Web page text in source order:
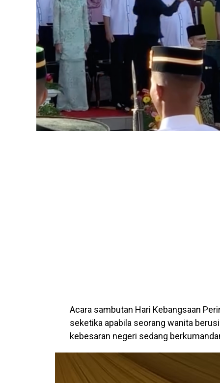
Acara sambutan Hari Kebangsaan
seketika apabila seorang wanita
kebesaran negeri sedang